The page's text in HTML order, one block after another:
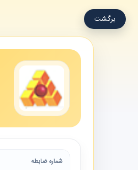
برگشت
شماره ضابطه